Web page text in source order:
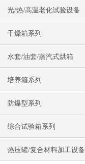
光/热/高温老化试验设备
干燥箱系列
水套/油套/蒸汽式烘箱
培养箱系列
防爆型系列
综合试验箱系列
热压罐/复合材料加工设备